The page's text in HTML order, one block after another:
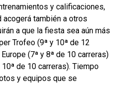
y calificaciones,
también a otros
a que la fiesta sea aún más
Trofeo (9ª y 10ª de 12
(7ª y 8ª de 10 carreras)
de 10 carreras). Tiempo
y equipos que se